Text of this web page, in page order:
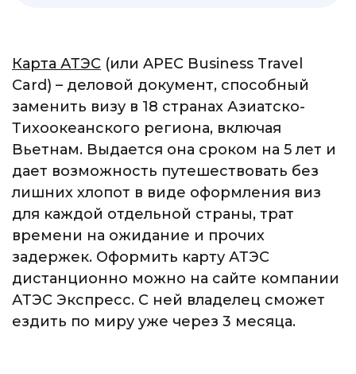
Карта АТЭС (или APEC Business Travel
Card) – деловой документ, способный
заменить визу в 18 странах Азиатско-
Тихоокеанского региона, включая
Вьетнам. Выдается она сроком на 5 лет и
дает возможность путешествовать без
лишних хлопот в виде оформления виз
для каждой отдельной страны, трат
времени на ожидание и прочих
задержек. Оформить карту АТЭС
дистанционно можно на сайте компании
АТЭС Экспресс. С ней владелец сможет
ездить по миру уже через 3 месяца.